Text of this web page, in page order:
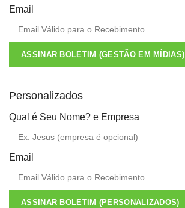
Email
ASSINAR BOLETIM (GESTÃO EM MÍDIAS)
Personalizados
Qual é Seu Nome? e Empresa
Email
ASSINAR BOLETIM (PERSONALIZADOS)